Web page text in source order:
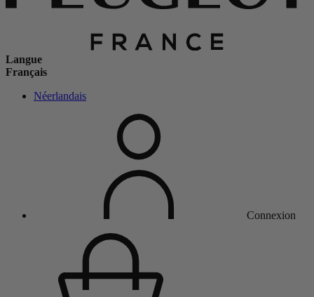
Langue
Français
Néerlandais
Connexion